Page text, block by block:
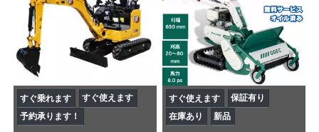
すぐ乗れます
すぐ使えます
予約承ります！
すぐ使えます
保証有り
在庫あり
新品